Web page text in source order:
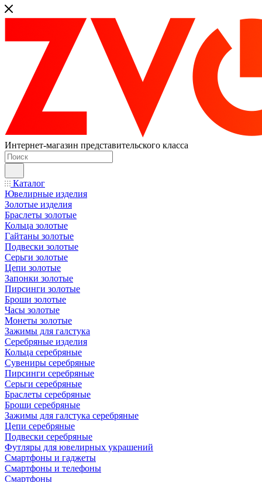
Интернет-магазин представительского класса
Каталог
Ювелирные изделия
Золотые изделия
Браслеты золотые
Кольца золотые
Гайтаны золотые
Подвески золотые
Серьги золотые
Цепи золотые
Запонки золотые
Пирсинги золотые
Броши золотые
Часы золотые
Монеты золотые
Зажимы для галстука
Серебряные изделия
Кольца серебряные
Сувениры серебряные
Пирсинги серебряные
Серьги серебряные
Браслеты серебряные
Броши серебряные
Зажимы для галстука серебряные
Цепи серебряные
Подвески серебряные
Футляры для ювелирных украшений
Смартфоны и гаджеты
Смартфоны и телефоны
Смартфоны